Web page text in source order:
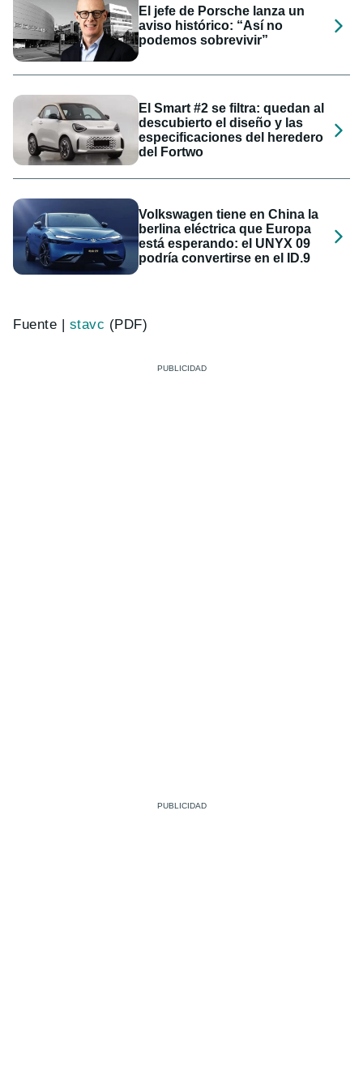
El jefe de Porsche lanza un
aviso histórico: “Así no
podemos sobrevivir”
El Smart #2 se filtra: quedan al
descubierto el diseño y las
especificaciones del heredero
del Fortwo
Volkswagen tiene en China la
berlina eléctrica que Europa
está esperando: el UNYX 09
podría convertirse en el ID.9
Fuente | stavc (PDF)